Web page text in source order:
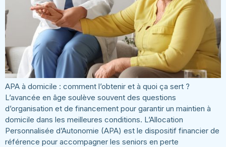
APA à domicile : comment l’obtenir et à quoi ça sert ?
L’avancée en âge soulève souvent des questions
d’organisation et de financement pour garantir un maintien à
domicile dans les meilleures conditions. L’Allocation
Personnalisée d’Autonomie (APA) est le dispositif financier de
référence pour accompagner les seniors en perte